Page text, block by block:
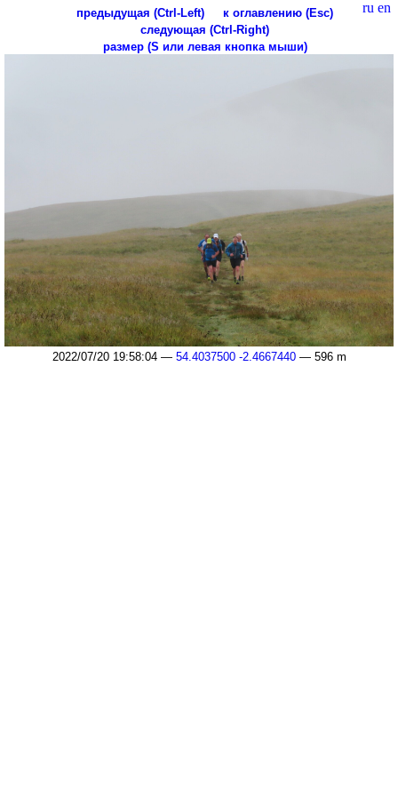
ru en
предыдущая (Ctrl-Left)
к оглавлению (Esc)
следующая (Ctrl-Right)
размер (S или левая кнопка мыши)
2022/07/20 19:58:04 — 54.4037500 -2.4667440— 596 m